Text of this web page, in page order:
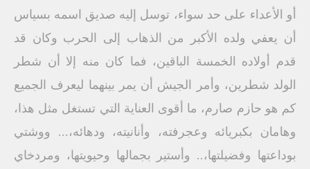
أو الأعداء على حد سواء، توسل إليه صديق اسمه بسياس
أن يعفي ولده الأكبر من الذهاب إلى الحرب وكان قد
قدم أولاده الخمسة الباقين، فما كان منه إلا أن شطر
الولد شطرين، وأمر الجيش أن يمر بينهما ليعرف الجميع
كم هو حازم صارم، ما أقوى العناية التي تستغل مثل هذا،
وهامان بكبريائه وعجرفته، وأنانيته، ودهائه،... ووشتي
بوداعتها وفضيلتها،.. وأستير بجمالها وحيويتها، ومردخاي